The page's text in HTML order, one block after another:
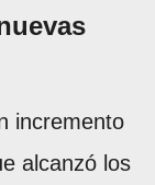
incremento
alcanzó los